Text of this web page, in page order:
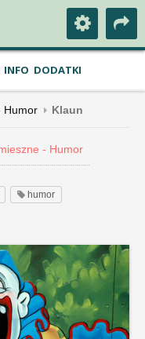
INFO DODATKI
Humor Klaun
- Humor
humor